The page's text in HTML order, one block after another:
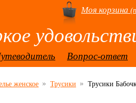
Моя корзина
Вопрос-ответ
женское Трусики Трусики